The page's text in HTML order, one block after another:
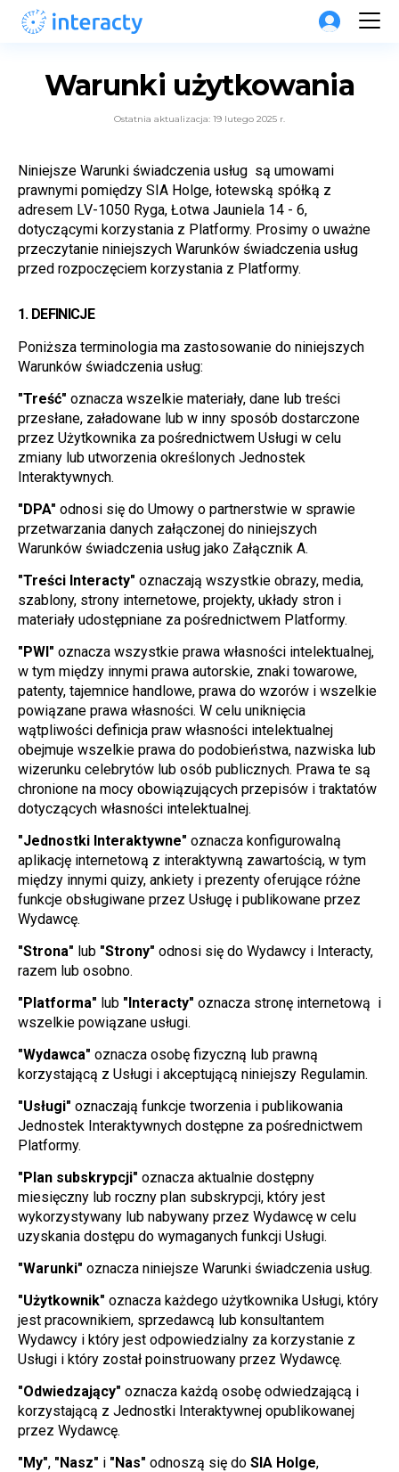
Warunki użytkowania
Ostatnia aktualizacja: 19 lutego 2025 r.
Niniejsze Warunki świadczenia usług  są umowami
prawnymi pomiędzy SIA Holge, łotewską spółką z
adresem LV-1050 Ryga, Łotwa Jauniela 14 - 6,
dotyczącymi korzystania z Platformy. Prosimy o uważne
przeczytanie niniejszych Warunków świadczenia usług
przed rozpoczęciem korzystania z Platformy.
1. DEFINICJE
Poniższa terminologia ma zastosowanie do niniejszych
Warunków świadczenia usług:
"Treść" oznacza wszelkie materiały, dane lub treści
przesłane, załadowane lub w inny sposób dostarczone
przez Użytkownika za pośrednictwem Usługi w celu
zmiany lub utworzenia określonych Jednostek
Interaktywnych.
"DPA" odnosi się do Umowy o partnerstwie w sprawie
przetwarzania danych załączonej do niniejszych
Warunków świadczenia usług jako Załącznik A.
"Treści Interacty" oznaczają wszystkie obrazy, media,
szablony, strony internetowe, projekty, układy stron i
materiały udostępniane za pośrednictwem Platformy.
"PWI" oznacza wszystkie prawa własności intelektualnej,
w tym między innymi prawa autorskie, znaki towarowe,
patenty, tajemnice handlowe, prawa do wzorów i wszelkie
powiązane prawa własności. W celu uniknięcia
wątpliwości definicja praw własności intelektualnej
obejmuje wszelkie prawa do podobieństwa, nazwiska lub
wizerunku celebrytów lub osób publicznych. Prawa te są
chronione na mocy obowiązujących przepisów i traktatów
dotyczących własności intelektualnej.
"Jednostki Interaktywne" oznacza konfigurowalną
aplikację internetową z interaktywną zawartością, w tym
między innymi quizy, ankiety i prezenty oferujące różne
funkcje obsługiwane przez Usługę i publikowane przez
Wydawcę.
"Strona" lub "Strony" odnosi się do Wydawcy i Interacty,
razem lub osobno.
"Platforma" lub "Interacty" oznacza stronę internetową  i
wszelkie powiązane usługi.
"Wydawca" oznacza osobę fizyczną lub prawną
korzystającą z Usługi i akceptującą niniejszy Regulamin.
"Usługi" oznaczają funkcje tworzenia i publikowania
Jednostek Interaktywnych dostępne za pośrednictwem
Platformy.
"Plan subskrypcji" oznacza aktualnie dostępny
miesięczny lub roczny plan subskrypcji, który jest
wykorzystywany lub nabywany przez Wydawcę w celu
uzyskania dostępu do wymaganych funkcji Usługi.
"Warunki" oznacza niniejsze Warunki świadczenia usług.
"Użytkownik" oznacza każdego użytkownika Usługi, który
jest pracownikiem, sprzedawcą lub konsultantem
Wydawcy i który jest odpowiedzialny za korzystanie z
Usługi i który został poinstruowany przez Wydawcę.
"Odwiedzający" oznacza każdą osobę odwiedzającą i
korzystającą z Jednostki Interaktywnej opublikowanej
przez Wydawcę.
"My", "Nasz" i "Nas" odnoszą się do SIA Holge,